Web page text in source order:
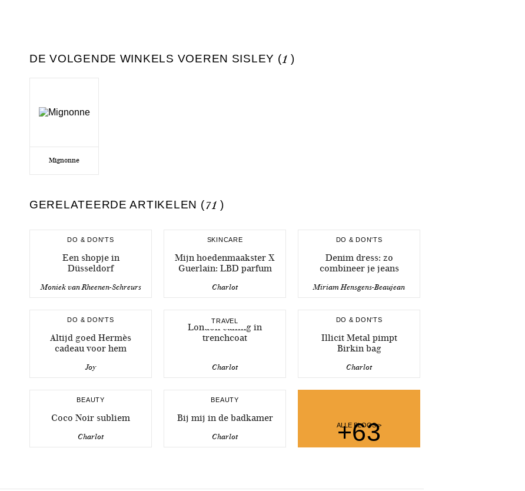
DE VOLGENDE WINKELS VOEREN SISLEY (1 )
Mignonne
GERELATEERDE ARTIKELEN (71 )
DO & DON'TS
Een shopje in
Düsseldorf
Moniek van Rheenen-Schreurs
SKINCARE
Mijn hoedenmaakster X
Guerlain: LBD parfum
Charlot
DO & DON'TS
Denim dress: zo
combineer je jeans
Miriam Hensgens-Beaujean
DO & DON'TS
Altijd goed Hermès
cadeau voor hem
Joy
TRAVEL
London calling in
trenchcoat
Charlot
DO & DON'TS
Illicit Metal pimpt
Birkin bag
Charlot
BEAUTY
Coco Noir subliem
Charlot
BEAUTY
Bij mij in de badkamer
Charlot +63
ALLE BLOGS >